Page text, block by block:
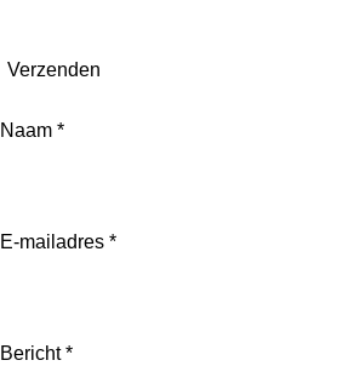
Verzenden
Naam *
E-mailadres *
Bericht *